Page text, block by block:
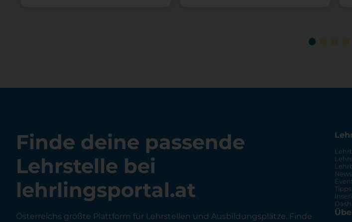
Finde deine passende
Lehrstelle bei
lehrlingsportal.at
Österreichs größte Plattform für Lehrstellen und Ausbildungsplätze. Finde
News
Tipps